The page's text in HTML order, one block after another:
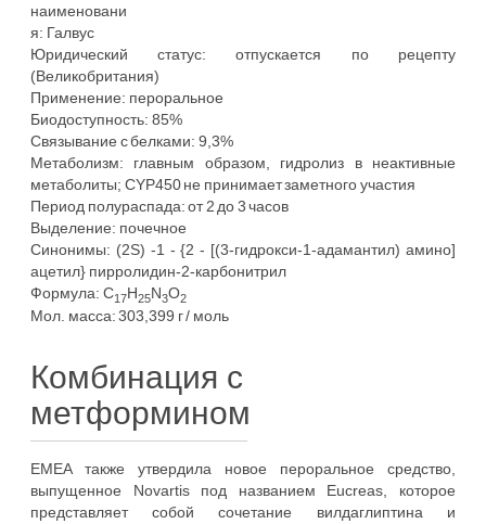
наименовани
я: Галвус
Юридический статус: отпускается по рецепту
(Великобритания)
Применение: пероральное
Биодоступность: 85%
Связывание с белками: 9,3%
Метаболизм: главным образом, гидролиз в неактивные
метаболиты; CYP450 не принимает заметного участия
Период полураспада: от 2 до 3 часов
Выделение: почечное
Синонимы: (2S) -1 - {2 - [(3-гидрокси-1-адамантил) амино]
ацетил} пирролидин-2-карбонитрил
Формула: C17H25N3O2
Мол. масса: 303,399 г / моль
Комбинация с
метформином
EMEA также утвердила новое пероральное средство,
выпущенное Novartis под названием Eucreas, которое
представляет собой сочетание вилдаглиптина и